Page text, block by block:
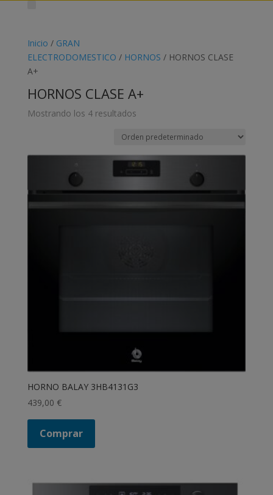
Inicio / GRAN
ELECTRODOMESTICO / HORNOS / HORNOS CLASE
A+
HORNOS CLASE A+
Mostrando los 4 resultados
HORNO BALAY 3HB4131G3
439,00 €
Comprar